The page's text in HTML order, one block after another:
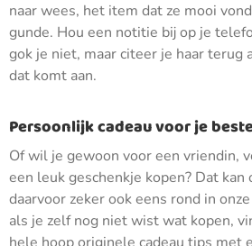
naar wees, het item dat ze mooi
gunde. Hou een notitie bij op je
gok je niet, maar citeer je haar terug
dat komt aan.
Persoonlijk cadeau voor je
Of wil je gewoon voor een vriendin,
een leuk geschenkje kopen? Dat
daarvoor zeker ook eens rond in
als je zelf nog niet wist wat kopen,